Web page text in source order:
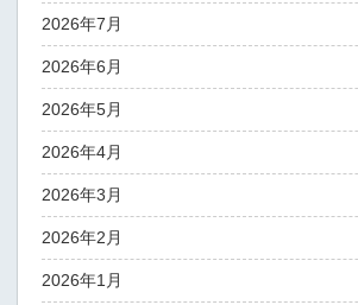
2026年7月
2026年6月
2026年5月
2026年4月
2026年3月
2026年2月
2026年1月